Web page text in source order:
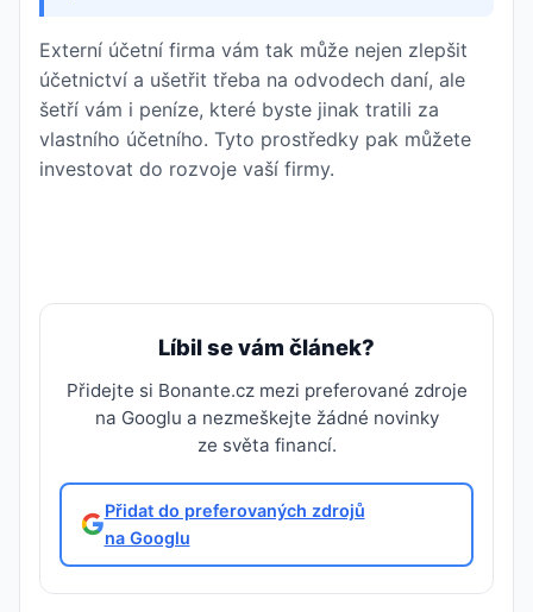
Externí účetní firma vám tak může nejen zlepšit
účetnictví a ušetřit třeba na odvodech daní, ale
šetří vám i peníze, které byste jinak tratili za
vlastního účetního. Tyto prostředky pak můžete
investovat do rozvoje vaší firmy.
Líbil se vám článek?
Přidejte si Bonante.cz mezi preferované zdroje
na Googlu a nezmeškejte žádné novinky
ze světa financí.
Přidat do preferovaných zdrojů
na Googlu